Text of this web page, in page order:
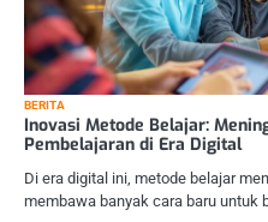
BERITA
Inovasi Metode Belajar:
Pembelajaran di Era Digital
Di era digital ini, metode belajar
membawa banyak cara baru untuk